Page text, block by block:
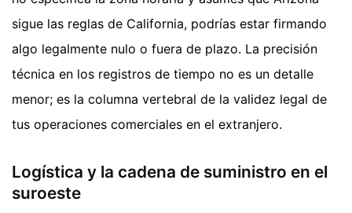
sigue las reglas de California, podrías estar firmando
algo legalmente nulo o fuera de plazo. La precisión
técnica en los registros de tiempo no es un detalle
menor; es la columna vertebral de la validez legal de
tus operaciones comerciales en el extranjero.
Logística y la cadena de suministro en el
suroeste